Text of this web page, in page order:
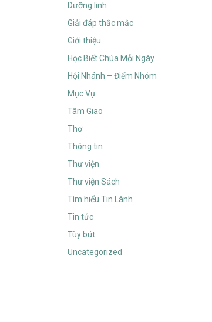
Dưỡng linh
Giải đáp thắc mắc
Giới thiệu
Học Biết Chúa Mỗi Ngày
Hội Nhánh – Điểm Nhóm
Mục Vụ
Tâm Giao
Thơ
Thông tin
Thư viện
Thư viện Sách
Tìm hiểu Tin Lành
Tin tức
Tùy bút
Uncategorized